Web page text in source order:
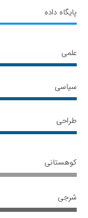
پایگاه داده
علمی
سیاسی
طراحی
کوهستانی
شرجی